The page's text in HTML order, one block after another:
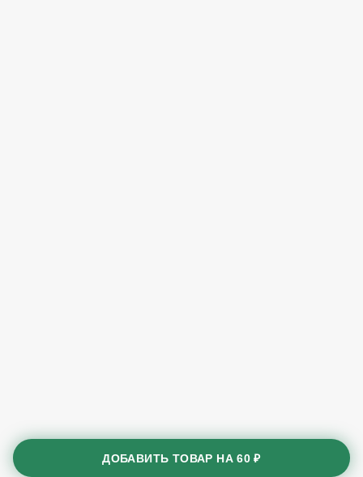
ДОБАВИТЬ ТОВАР НА60 ₽